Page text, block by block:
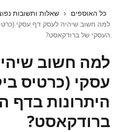
כל האוספים
שאלות ותשובות
למה חשוב שיהיה לעסק דף עסקי
העסקי של ברודקאסט?
למה חשוב
עסקי (כרטיס
היתרונות בדף
ברודקאסט?